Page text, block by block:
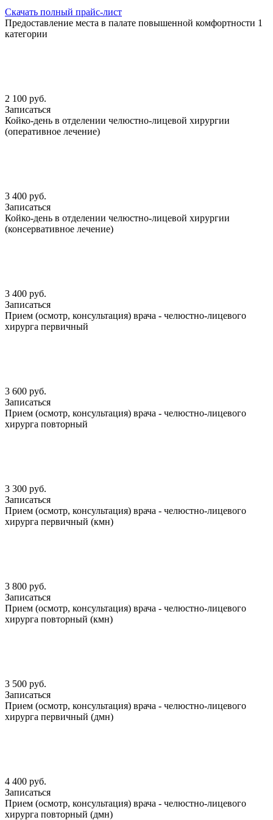
Скачать полный прайс-лист
Предоставление места в палате повышенной комфортности 1
категории
2 100 руб.
Записаться
Койко-день в отделении челюстно-лицевой хирургии
(оперативное лечение)
3 400 руб.
Записаться
Койко-день в отделении челюстно-лицевой хирургии
(консервативное лечение)
3 400 руб.
Записаться
Прием (осмотр, консультация) врача - челюстно-лицевого
хирурга первичный
3 600 руб.
Записаться
Прием (осмотр, консультация) врача - челюстно-лицевого
хирурга повторный
3 300 руб.
Записаться
Прием (осмотр, консультация) врача - челюстно-лицевого
хирурга первичный (кмн)
3 800 руб.
Записаться
Прием (осмотр, консультация) врача - челюстно-лицевого
хирурга повторный (кмн)
3 500 руб.
Записаться
Прием (осмотр, консультация) врача - челюстно-лицевого
хирурга первичный (дмн)
4 400 руб.
Записаться
Прием (осмотр, консультация) врача - челюстно-лицевого
хирурга повторный (дмн)